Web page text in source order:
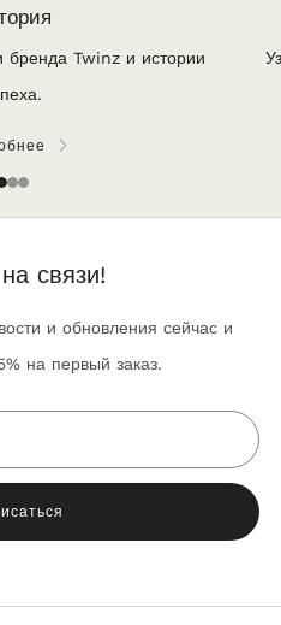
бренда Twinz и истории
связи!
и обновления сейчас и
на первый заказ.